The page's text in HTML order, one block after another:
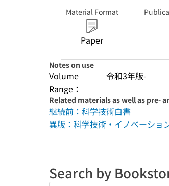
Material Format
Paper
Notes on use
Volume
Range：
令和3年版-
Related materials as well as pre-
継続前：科学技術白書
異版：科学技術・イノベーショ
Search by